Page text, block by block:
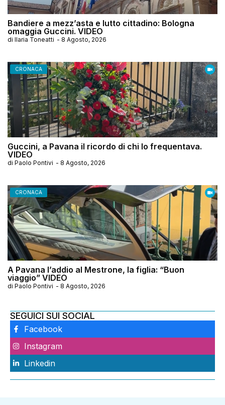
Bandiere a mezz’asta e lutto cittadino: Bologna
omaggia Guccini. VIDEO
di Ilaria Toneatti - 8 Agosto, 2026
CRONACA
Guccini, a Pavana il ricordo di chi lo frequentava.
VIDEO
di Paolo Pontivi - 8 Agosto, 2026
CRONACA
A Pavana l’addio al Mestrone, la figlia: “Buon
viaggio” VIDEO
di Paolo Pontivi - 8 Agosto, 2026
SEGUICI SUI SOCIAL
Facebook
Instagram
Linkedin